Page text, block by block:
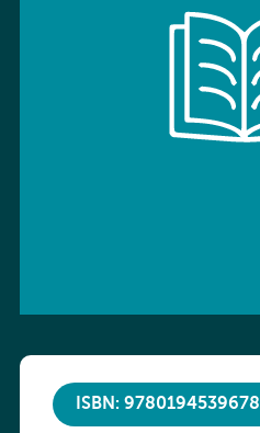
ISBN: 9780194539678